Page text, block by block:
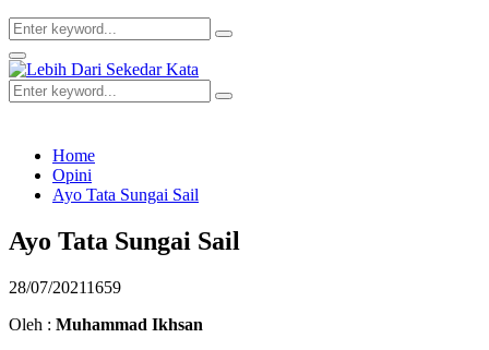
Search
for:
Search
Primary
Menu
Search
for:
Search
Home
Opini
Ayo Tata Sungai Sail
Ayo Tata Sungai Sail
28/07/20211659
Oleh : Muhammad Ikhsan